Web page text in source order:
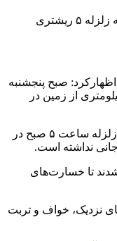
مشهد- فرماندار رشتخوار گفت: خوشبختانه زلزله ۵ ریشتری
صبح پنجشنبه
به قدرت ۵ ریشتر و در عمق ۱۰ کیلومتری از زمین در
فرماندار شهرستان رشتخوار بیان کرد: این زلزله ساعت ۵ صبح در
نداشته است.
تا خسارت‌های
نزدیک، خواف و تربت